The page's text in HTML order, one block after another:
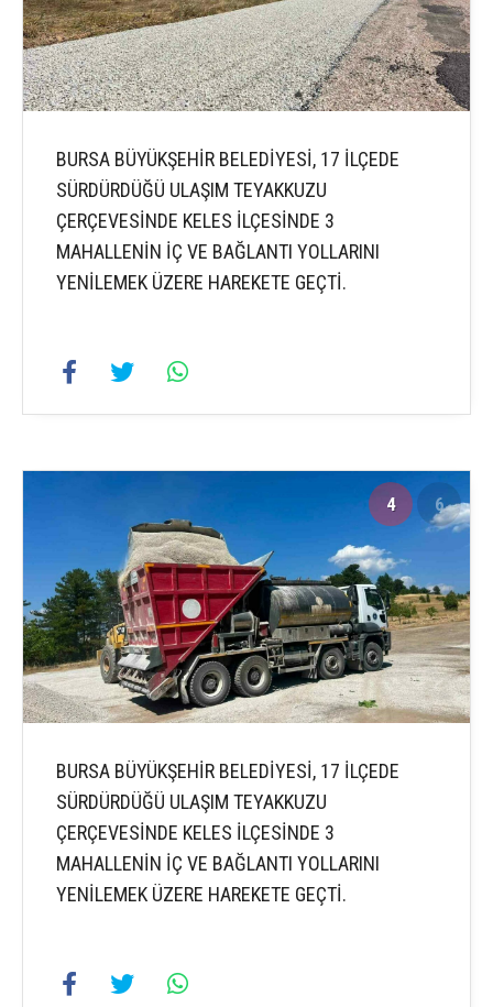
BURSA BÜYÜKŞEHİR BELEDİYESİ, 17 İLÇEDE
SÜRDÜRDÜĞÜ ULAŞIM TEYAKKUZU
ÇERÇEVESİNDE KELES İLÇESİNDE 3
MAHALLENİN İÇ VE BAĞLANTI YOLLARINI
YENİLEMEK ÜZERE HAREKETE GEÇTİ.
4 6
BURSA BÜYÜKŞEHİR BELEDİYESİ, 17 İLÇEDE
SÜRDÜRDÜĞÜ ULAŞIM TEYAKKUZU
ÇERÇEVESİNDE KELES İLÇESİNDE 3
MAHALLENİN İÇ VE BAĞLANTI YOLLARINI
YENİLEMEK ÜZERE HAREKETE GEÇTİ.